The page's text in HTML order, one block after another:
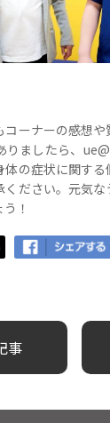
コーナーの感想
りましたら、
体の症状に関す
ださい。元気な
！
事